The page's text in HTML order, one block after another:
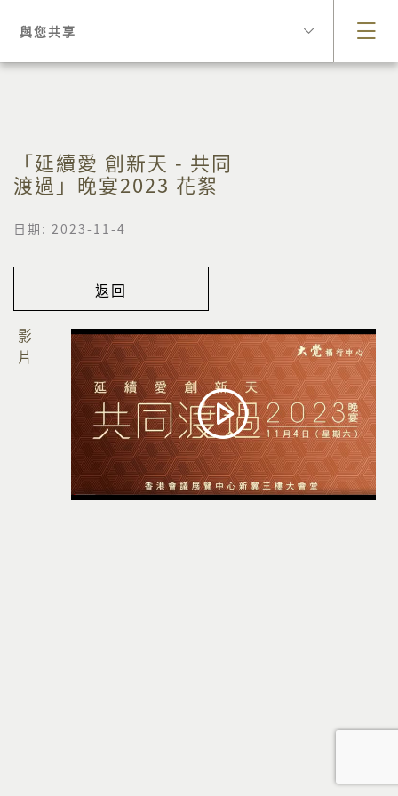
與您共享
「延續愛 創新天 - 共同
渡過」晚宴2023 花絮
日期: 2023-11-4
返回
影片